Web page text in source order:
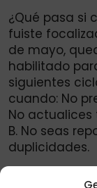
¿Qué pasa si
fuiste
de mayo,
habilitado
siguientes
cuando: No
No actualices
B. No seas
duplicidades.
La